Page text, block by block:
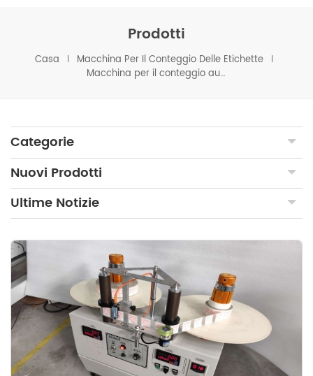
Prodotti
Casa
Macchina Per Il Conteggio Delle Etichette
Macchina per il conteggio automatico delle etichette
Categorie
Nuovi Prodotti
Ultime Notizie